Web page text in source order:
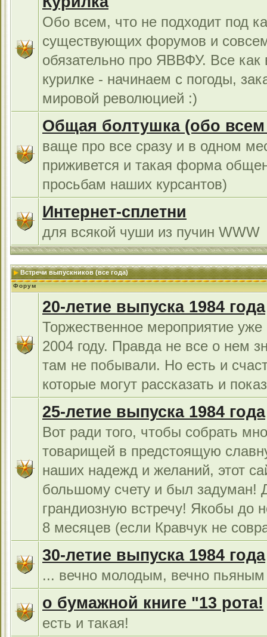
Обо всем, что не подходит под
существующих форумов и
обязательно про ЯВВФУ. Все как
курилке - начинаем с погоды,
мировой революцией :)
Общая болтушка (обо всем
ваще про все сразу и в одном
приживется и такая форма
просьбам наших курсантов)
Интернет-сплетни
для всякой чуши из пучин WWW
Встречи выпускников (все года)
Форум
20-летие выпуска 1984 года
Торжественное мероприятие уже
2004 году. Правда не все о нем
там не побывали. Но есть и
которые могут рассказать и
25-летие выпуска 1984 года
Вот ради того, чтобы собрать
товарищей в предстоящую
наших надежд и желаний, этот
большому счету и был задуман!
грандиозную встречу! Якобы до
8 месяцев (если Кравчук не
30-летие выпуска 1984 года
... вечно молодым, вечно
о бумажной книге "13 рота!
есть и такая!